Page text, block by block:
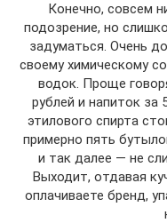
Конечно, совсем
подозрение, но
задуматься. Очень
своему химическому
водок. Проще
рублей и напиток за
этилового спирта
примерно пять
и так далее — не
Выходит, отдавая
оплачиваете бренд,